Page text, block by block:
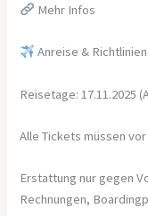
Mehr Infos
Anreise & Richtlinien
Reisetage: 17.11.2025
Alle Tickets müssen
Erstattung nur gegen
Rechnungen,